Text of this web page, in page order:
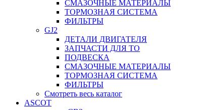
СМАЗОЧНЫЕ МАТЕРИАЛЫ
ТОРМОЗНАЯ СИСТЕМА
ФИЛЬТРЫ
GJ2
ДЕТАЛИ ДВИГАТЕЛЯ
ЗАПЧАСТИ ДЛЯ ТО
ПОДВЕСКА
СМАЗОЧНЫЕ МАТЕРИАЛЫ
ТОРМОЗНАЯ СИСТЕМА
ФИЛЬТРЫ
Смотреть весь каталог
ASCOT